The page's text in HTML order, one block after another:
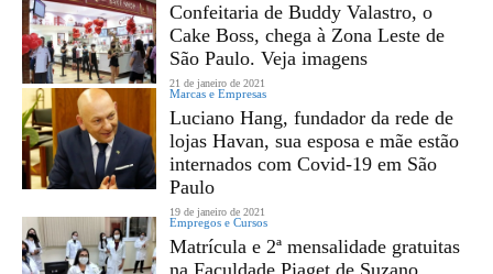
Confeitaria de Buddy Valastro, o
Cake Boss, chega à Zona Leste de
São Paulo. Veja imagens
21 de janeiro de 2021
Marcas e Empresas
Luciano Hang, fundador da rede de
lojas Havan, sua esposa e mãe estão
internados com Covid-19 em São
Paulo
19 de janeiro de 2021
Empregos e Cursos
Matrícula e 2ª mensalidade gratuitas